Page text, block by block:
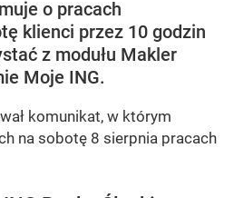
o pracach
klienci przez 10 godzin
z modułu Makler
Moje ING.
komunikat, w którym
na sobotę 8 sierpnia pracach